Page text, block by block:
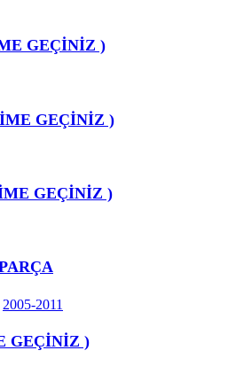
GEÇİNİZ )
GEÇİNİZ )
GEÇİNİZ )
2005-2011
GEÇİNİZ )